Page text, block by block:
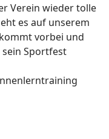
Verein wieder tolle
es auf unserem
vorbei und
Sportfest